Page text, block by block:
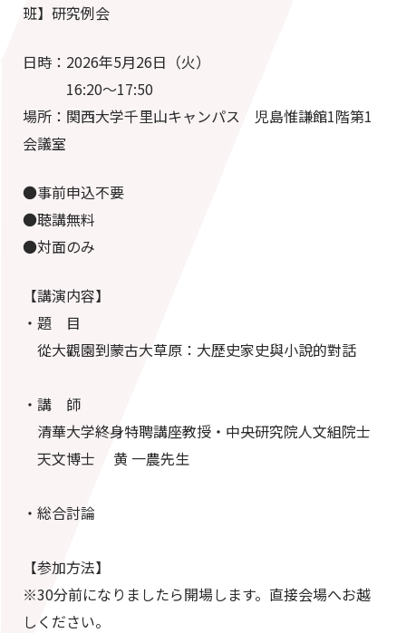
班】研究例会
日時：2026年5月26日（火）
16:20～17:50
場所：関西大学千里山キャンパス 児島惟謙館1階第1
会議室
●事前申込不要
●聴講無料
●対面のみ
【講演内容】
・題 目
從⼤觀園到蒙古⼤草原：⼤歷史家史與⼩說的對話
・講 師
清華大学終⾝特聘講座教授・中央研究院⼈⽂組院⼠
天⽂博士 ⻩ 一農先⽣
・総合討論
【参加方法】
※30分前になりましたら開場します。直接会場へお越
しください。